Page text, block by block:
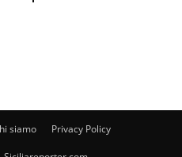
siamo Privacy Policy